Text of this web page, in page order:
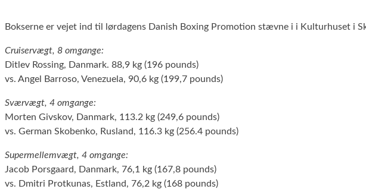
Bokserne er vejet ind til lørdagens Danish Boxing Promotion stævne i i Kulturhuset i
Cruiservægt, 8 omgange:
Ditlev Rossing, Danmark. 88,9 kg (196 pounds)
vs. Angel Barroso, Venezuela, 90,6 kg (199,7 pounds)
Sværvægt, 4 omgange:
Morten Givskov, Danmark, 113.2 kg (249,6 pounds)
vs. German Skobenko, Rusland, 116.3 kg (256.4 pounds)
Supermellemvægt, 4 omgange:
Jacob Porsgaard, Danmark, 76,1 kg (167,8 pounds)
vs. Dmitri Protkunas, Estland, 76,2 kg (168 pounds)